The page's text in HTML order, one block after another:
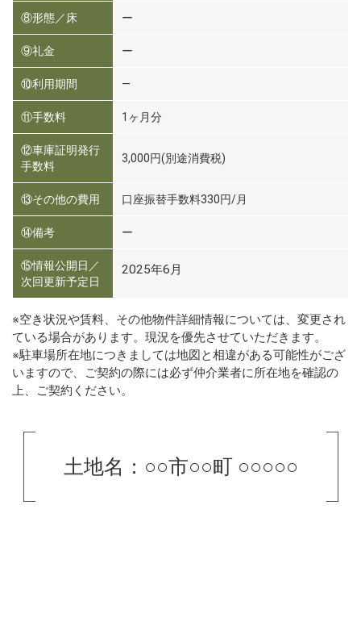
⑧形態／床 ー
⑨礼金 ー
⑩利用期間 ―
⑪手数料 1ヶ月分
⑫車庫証明発行
手数料
3,000円(別途消費税)
⑬その他の費用 口座振替手数料330円/月
⑭備考 ー
⑮情報公開日／
次回更新予定日
2025年6月
※空き状況や賃料、その他物件詳細情報については、変更され
ている場合があります。現況を優先させていただきます。
※駐車場所在地につきましては地図と相違がある可能性がござ
いますので、ご契約の際には必ず仲介業者に所在地を確認の
上、ご契約ください。
土地名：○○市○○町 ○○○○○